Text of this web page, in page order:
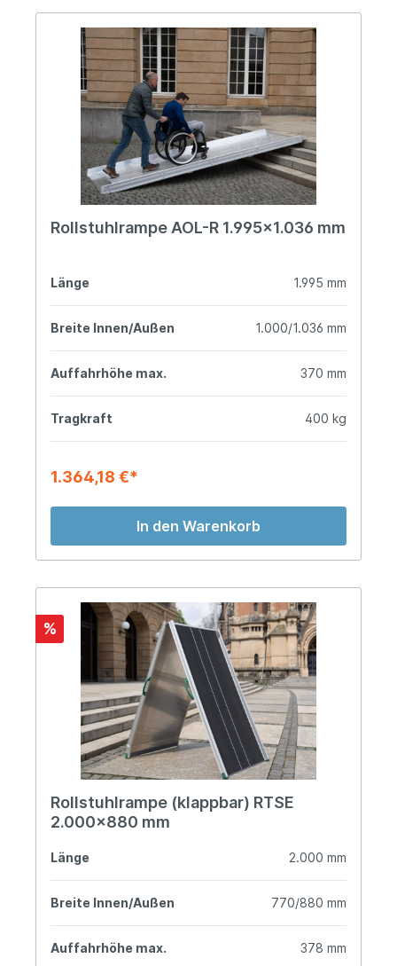
Rollstuhlrampe AOL-R 1.995x1.036 mm
Länge 1.995 mm
Breite Innen/Außen 1.000/1.036 mm
Auffahrhöhe max. 370 mm
Tragkraft 400 kg
1.364,18 €*
In den Warenkorb
%
Rollstuhlrampe (klappbar) RTSE
2.000x880 mm
Länge 2.000 mm
Breite Innen/Außen 770/880 mm
Auffahrhöhe max. 378 mm